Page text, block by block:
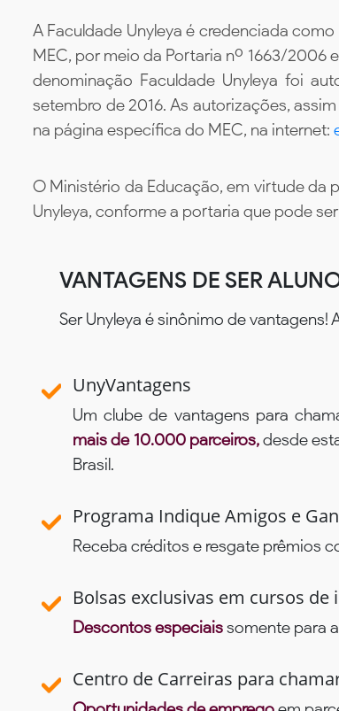
A Faculdade Unyleya é credenciada
MEC, por meio da Portaria nº 1663/2006
denominação Faculdade Unyleya foi
setembro de 2016. As autorizações,
na página específica do MEC, na internet:
O Ministério da Educação, em virtude da
Unyleya, conforme a portaria que pode
VANTAGENS DE SER
Ser Unyleya é sinônimo de vantagens!
UnyVantagens
Um clube de vantagens para
mais de 10.000 parceiros,desde
Brasil.
Programa Indique Amigos e
Receba créditos e resgate prêmios
Bolsas exclusivas em cursos de
Descontos especiaissomente para
Centro de Carreiras para